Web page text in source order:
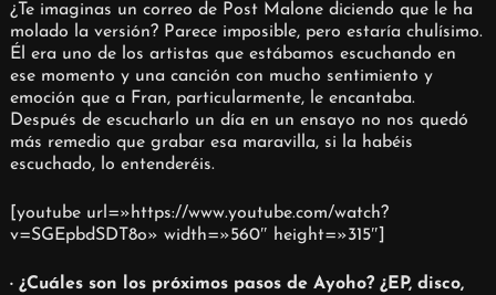
¿Te imaginas un correo de Post Malone diciendo que le ha
molado la versión? Parece imposible, pero estaría chulísimo.
Él era uno de los artistas que estábamos escuchando en
ese momento y una canción con mucho sentimiento y
emoción que a Fran, particularmente, le encantaba.
Después de escucharlo un día en un ensayo no nos quedó
más remedio que grabar esa maravilla, si la habéis
escuchado, lo entenderéis.
[youtube url=»https://www.youtube.com/watch?
v=SGEpbdSDT8o» width=»560″ height=»315″]
· ¿Cuáles son los próximos pasos de Ayoho? ¿EP, disco,